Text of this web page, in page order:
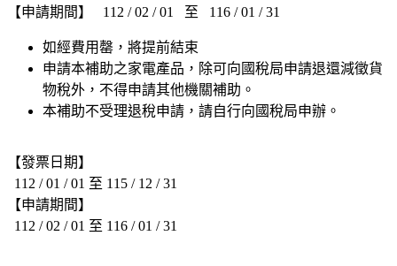
【申請期間】
112 / 02 / 01 至 116 / 01 / 31
如經費用罄，將提前結束
申請本補助之家電產品，除可向國稅局申請退還減徵貨
物稅外，不得申請其他機關補助。
本補助不受理退稅申請，請自行向國稅局申辦。
【發票日期】
112 / 01 / 01 至 115 / 12 / 31
【申請期間】
112 / 02 / 01 至 116 / 01 / 31